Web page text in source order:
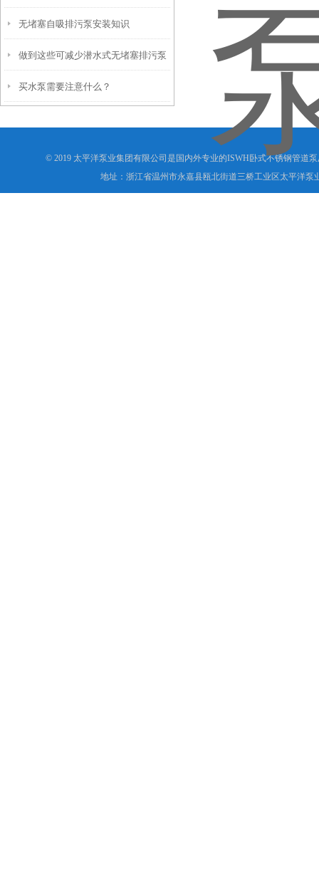
YW、JYWQ
无堵塞自吸排污泵安装知识
做到这些可减少潜水式无堵塞排污泵
的故障发生！
买水泵需要注意什么？
© 2019 太平洋泵业集团有限公司是国内外专业的ISWH卧式不锈钢管道
地址：浙江省温州市永嘉县瓯北街道三桥工业区太平洋泵